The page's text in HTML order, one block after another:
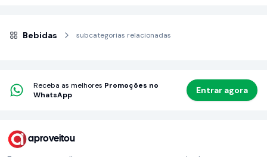
Bebidas subcategorias relacionadas
Receba as melhores Promoções no
WhatsApp
Entrar agora
aproveitou